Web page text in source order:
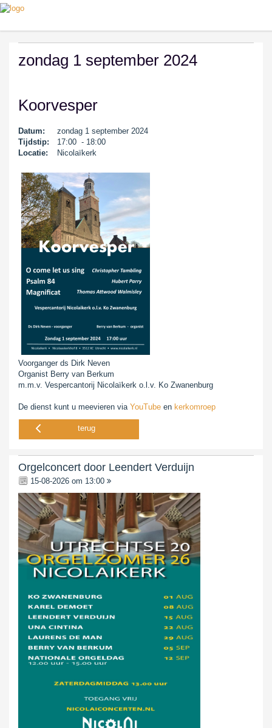
zondag 1 september 2024
Koorvesper
Datum:
zondag 1 september 2024
Tijdstip:
17:00 - 18:00
Locatie:
Nicolaïkerk
Voorganger ds Dirk Neven
Organist Berry van Berkum
m.m.v. Vespercantorij Nicolaïkerk o.l.v. Ko Zwanenburg
De dienst kunt u meevieren via YouTube en kerkomroep
terug
Orgelconcert door Leendert Verduijn
15-08-2026 om 13:00